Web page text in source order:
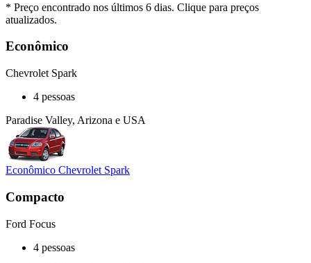
* Preço encontrado nos últimos 6 dias. Clique para preços
atualizados.
Econômico
Chevrolet Spark
4 pessoas
Paradise Valley, Arizona e USA
Econômico Chevrolet Spark
Compacto
Ford Focus
4 pessoas